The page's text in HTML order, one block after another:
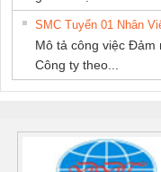
SMC Tuyển 01 Nhân
Mô tả công việc Đảm
Công ty theo...